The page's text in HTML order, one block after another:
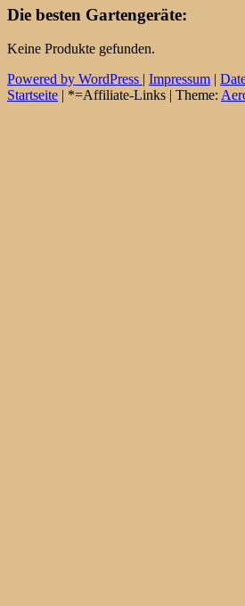
Die besten Gartengeräte:
Keine Produkte gefunden.
Powered by WordPress | Impressum |
Startseite | *=Affiliate-Links | Theme: